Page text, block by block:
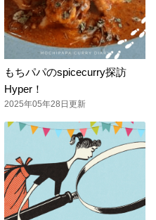
もちパパのspicecurry探訪
Hyper！
2025年05年28日更新